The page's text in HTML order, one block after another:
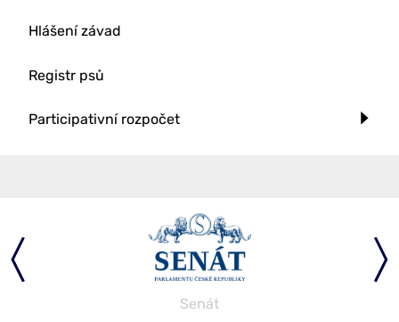
Hlášení závad
Registr psů
Participativní rozpočet
Senát